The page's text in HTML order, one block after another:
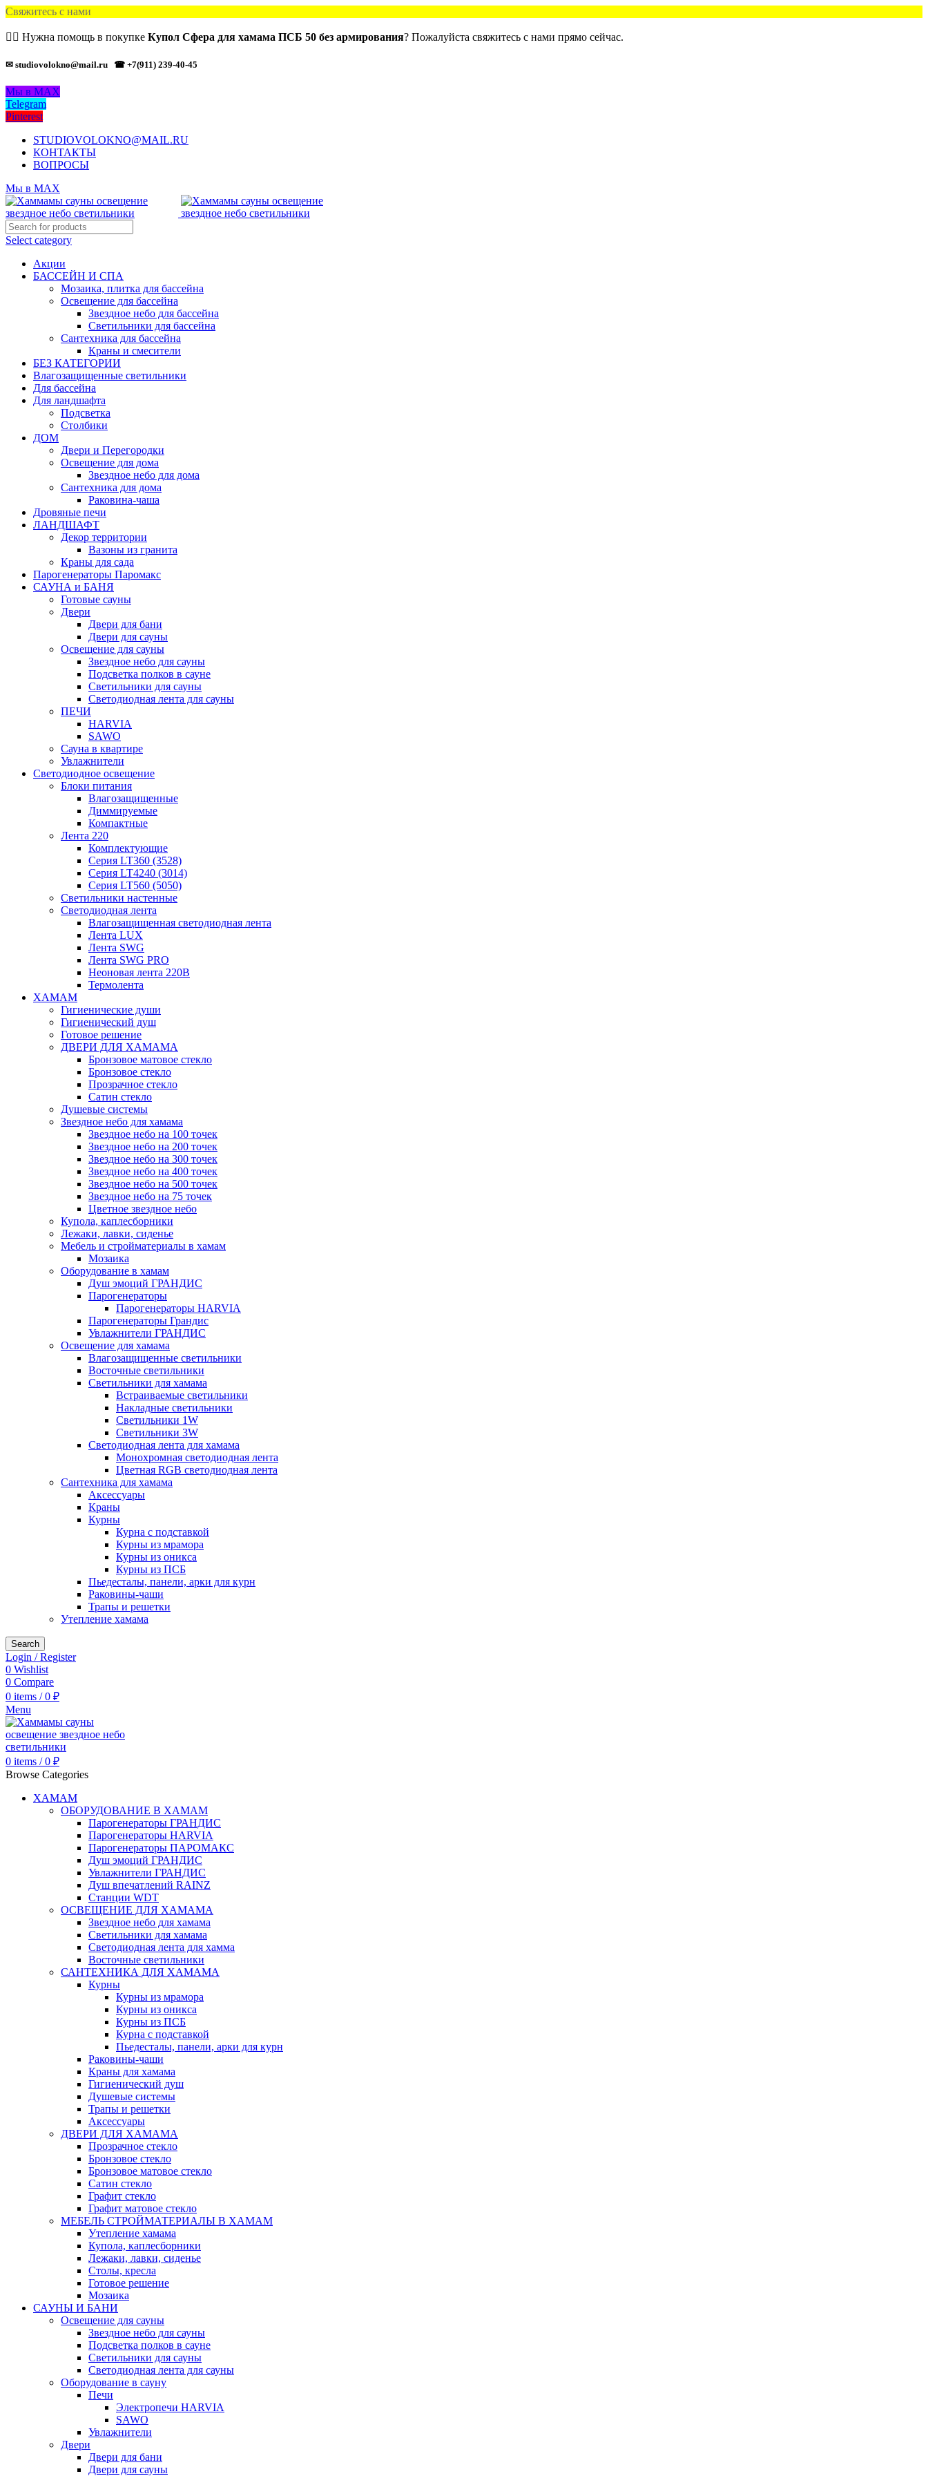
Свяжитесь с нами
🙋‍♂️ Нужна помощь в покупке Купол Сфера для хамама ПСБ 50 без армирования? Пожалуйста свяжитесь с нами прямо сейчас.
✉ studiovolokno@mail.ru ☎ +7(911) 239-40-45
Мы в MAX
Telegram
Pinterest
STUDIOVOLOKNO@MAIL.RU
КОНТАКТЫ
ВОПРОСЫ
Мы в MAX
Select category
Акции
БАССЕЙН И СПА
Мозаика, плитка для бассейна
Освещение для бассейна
Звездное небо для бассейна
Светильники для бассейна
Сантехника для бассейна
Краны и смесители
БЕЗ КАТЕГОРИИ
Влагозащищенные светильники
Для бассейна
Для ландшафта
Подсветка
Столбики
ДОМ
Двери и Перегородки
Освещение для дома
Звездное небо для дома
Сантехника для дома
Раковина-чаша
Дровяные печи
ЛАНДШАФТ
Декор территории
Вазоны из гранита
Краны для сада
Парогенераторы Паромакс
САУНА и БАНЯ
Готовые сауны
Двери
Двери для бани
Двери для сауны
Освещение для сауны
Звездное небо для сауны
Подсветка полков в сауне
Светильники для сауны
Светодиодная лента для сауны
ПЕЧИ
HARVIA
SAWO
Сауна в квартире
Увлажнители
Светодиодное освещение
Блоки питания
Влагозащищенные
Диммируемые
Компактные
Лента 220
Комплектующие
Серия LT360 (3528)
Серия LT4240 (3014)
Серия LT560 (5050)
Светильники настенные
Светодиодная лента
Влагозащищенная светодиодная лента
Лента LUX
Лента SWG
Лента SWG PRO
Неоновая лента 220В
Термолента
ХАМАМ
Гигиенические души
Гигиенический душ
Готовое решение
ДВЕРИ ДЛЯ ХАМАМА
Бронзовое матовое стекло
Бронзовое стекло
Прозрачное стекло
Сатин стекло
Душевые системы
Звездное небо для хамама
Звездное небо на 100 точек
Звездное небо на 200 точек
Звездное небо на 300 точек
Звездное небо на 400 точек
Звездное небо на 500 точек
Звездное небо на 75 точек
Цветное звездное небо
Купола, каплесборники
Лежаки, лавки, сиденье
Мебель и стройматериалы в хамам
Мозаика
Оборудование в хамам
Душ эмоций ГРАНДИС
Парогенераторы
Парогенераторы HARVIA
Парогенераторы Грандис
Увлажнители ГРАНДИС
Освещение для хамама
Влагозащищенные светильники
Восточные светильники
Светильники для хамама
Встраиваемые светильники
Накладные светильники
Светильники 1W
Светильники 3W
Светодиодная лента для хамама
Монохромная светодиодная лента
Цветная RGB светодиодная лента
Сантехника для хамама
Аксессуары
Краны
Курны
Курна с подставкой
Курны из мрамора
Курны из оникса
Курны из ПСБ
Пьедесталы, панели, арки для курн
Раковины-чаши
Трапы и решетки
Утепление хамама
Search
Login / Register
0 Wishlist
0 Compare
0 items / 0 ₽
Menu
0 items / 0 ₽
Browse Categories
ХАМАМ
ОБОРУДОВАНИЕ В ХАМАМ
Парогенераторы ГРАНДИС
Парогенераторы HARVIA
Парогенераторы ПАРОМАКС
Душ эмоций ГРАНДИС
Увлажнители ГРАНДИС
Душ впечатлений RAINZ
Станции WDT
ОСВЕЩЕНИЕ ДЛЯ ХАМАМА
Звездное небо для хамама
Светильники для хамама
Светодиодная лента для хамма
Восточные светильники
САНТЕХНИКА ДЛЯ ХАМАМА
Курны
Курны из мрамора
Курны из оникса
Курны из ПСБ
Курна с подставкой
Пьедесталы, панели, арки для курн
Раковины-чаши
Краны для хамама
Гигиенический душ
Душевые системы
Трапы и решетки
Аксессуары
ДВЕРИ ДЛЯ ХАМАМА
Прозрачное стекло
Бронзовое стекло
Бронзовое матовое стекло
Сатин стекло
Графит стекло
Графит матовое стекло
МЕБЕЛЬ СТРОЙМАТЕРИАЛЫ В ХАМАМ
Утепление хамама
Купола, каплесборники
Лежаки, лавки, сиденье
Столы, кресла
Готовое решение
Мозаика
САУНЫ И БАНИ
Освещение для сауны
Звездное небо для сауны
Подсветка полков в сауне
Светильники для сауны
Светодиодная лента для сауны
Оборудование в сауну
Печи
Электропечи HARVIA
SAWO
Увлажнители
Двери
Двери для бани
Двери для сауны